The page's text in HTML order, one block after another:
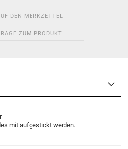
DEN MERKZETTEL
ZUM PRODUKT
mit aufgestickt werden.